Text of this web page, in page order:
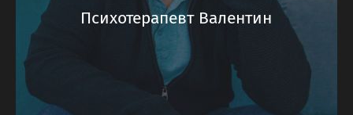
Психотерапевт Валентин